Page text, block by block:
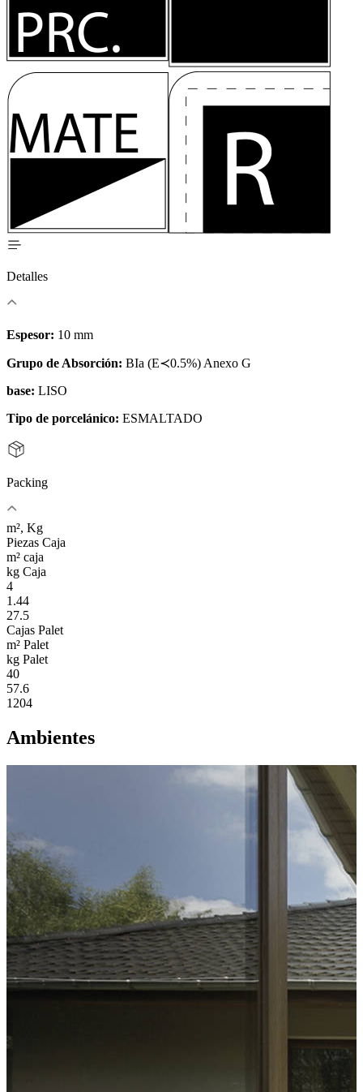
Detalles
Espesor: 10 mm
Grupo de Absorción: BIa (E≺0.5%) Anexo G
base: LISO
Tipo de porcelánico: ESMALTADO
Packing
m², Kg
Piezas Caja
m² caja
kg Caja
4
1.44
27.5
Cajas Palet
m² Palet
kg Palet
40
57.6
1204
Ambientes